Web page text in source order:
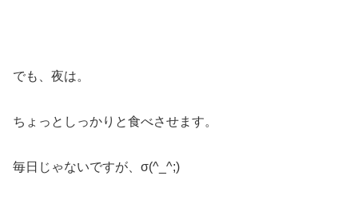
でも、夜は。
ちょっとしっかりと食べさせます。
毎日じゃないですが、σ(^_^;)